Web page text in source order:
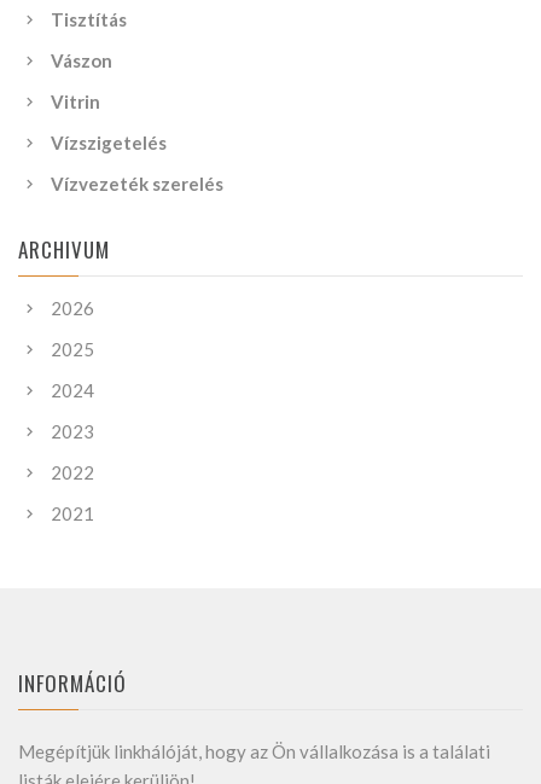
Tisztítás
Vászon
Vitrin
Vízszigetelés
Vízvezeték szerelés
ARCHIVUM
2026
2025
2024
2023
2022
2021
INFORMÁCIÓ
Megépítjük linkhálóját, hogy az Ön vállalkozása is a találati